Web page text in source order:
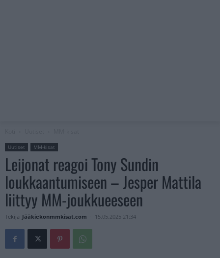
Uutiset MM-kisat
Leijonat reagoi Tony Sundin
loukkaantumiseen – Jesper Mattila
liittyy MM-joukkueeseen
Tekijä Jääkiekonmmkisat.com - 15.05.2025 21:34